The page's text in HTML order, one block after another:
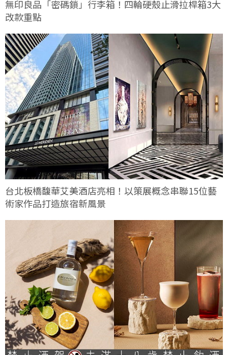
無印良品「密碼鎖」行李箱！四輪硬殼止滑拉桿箱3大
改款重點
台北板橋馥華艾美酒店亮相！以策展概念串聯15位藝
術家作品打造旅宿新風景